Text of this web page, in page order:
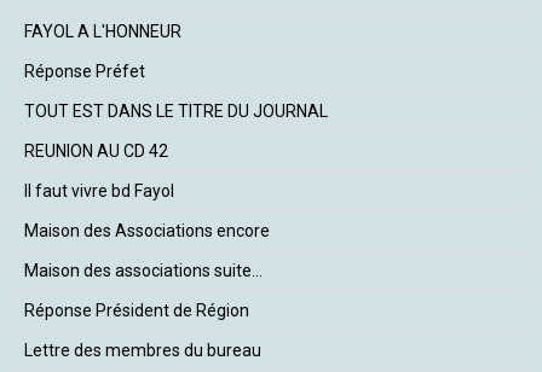
FAYOL A L'HONNEUR
Réponse Préfet
TOUT EST DANS LE TITRE DU JOURNAL
REUNION AU CD 42
Il faut vivre bd Fayol
Maison des Associations encore
Maison des associations suite...
Réponse Président de Région
Lettre des membres du bureau